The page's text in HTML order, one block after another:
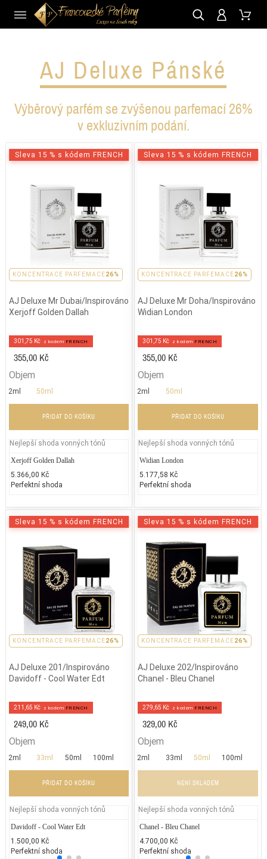
AJ Deluxe Pánské
Výběrový parfém se zvýšenou parfemací 26%
v exkluzivním podání.
PARFEMACE 26%
KONCENTRACE PARFEMACE26%
Sleva 15 % s kódem FRENCH
AJ Deluxe Mr Dubai/Inspirováno
Xerjoff Golden Dallah
301,75 Kč z kodem FRENCH
355,00 Kč
Objem
2ml 50ml
PŘIDAT DO KOŠÍKU
Nejlepší shoda vonných tónů
Xerjoff Golden Dallah
5.366,00 Kč
Perfektní shoda
PARFEMACE 26%
KONCENTRACE PARFEMACE26%
Sleva 15 % s kódem FRENCH
AJ Deluxe Mr Doha/Inspirováno
Widian London
301,75 Kč z kodem FRENCH
355,00 Kč
Objem
2ml 50ml
PŘIDAT DO KOŠÍKU
Nejlepší shoda vonných tónů
Widian London
5.177,58 Kč
Perfektní shoda
PARFEMACE 26%
KONCENTRACE PARFEMACE26%
Sleva 15 % s kódem FRENCH
AJ Deluxe 201/Inspirováno
Davidoff - Cool Water Edt
211,65 Kč z kodem FRENCH
249,00 Kč
Objem
2ml 33ml 50ml 100ml
PŘIDAT DO KOŠÍKU
Nejlepší shoda vonných tónů
Davidoff - Cool Water Edt
1.500,00 Kč
Perfektní shoda
Lancôme Poême
3.200,00 Kč
25% běžných vonných tónů
PARFEMACE 26%
KONCENTRACE PARFEMACE26%
Sleva 15 % s kódem FRENCH
AJ Deluxe 202/Inspirováno
Chanel - Bleu Chanel
279,65 Kč z kodem FRENCH
329,00 Kč
Objem
2ml 33ml 50ml 100ml
NENÍ SKLADEM
Nejlepší shoda vonných tónů
Chanel - Bleu Chanel
4.700,00 Kč
Perfektní shoda
CZ